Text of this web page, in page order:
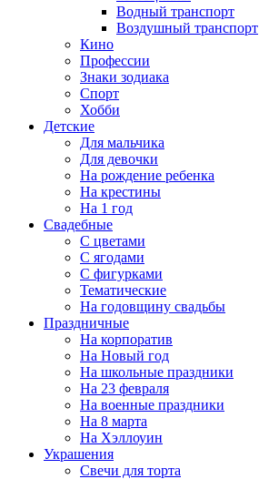
Водный транспорт
Воздушный транспорт
Кино
Профессии
Знаки зодиака
Спорт
Хобби
Детские
Для мальчика
Для девочки
На рождение ребенка
На крестины
На 1 год
Свадебные
С цветами
С ягодами
С фигурками
Тематические
На годовщину свадьбы
Праздничные
На корпоратив
На Новый год
На школьные праздники
На 23 февраля
На военные праздники
На 8 марта
На Хэллоуин
Украшения
Свечи для торта